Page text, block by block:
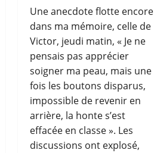
Une anecdote flotte encore
dans ma mémoire, celle de
Victor, jeudi matin, « Je ne
pensais pas apprécier
soigner ma peau, mais une
fois les boutons disparus,
impossible de revenir en
arrière, la honte s’est
effacée en classe ». Les
discussions ont explosé,